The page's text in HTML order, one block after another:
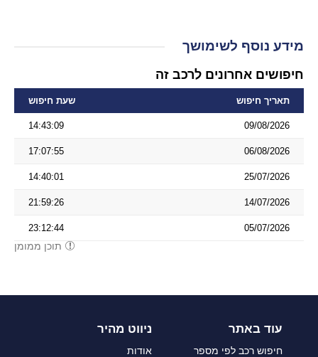
מידע נוסף לשימושך
חיפושים אחרונים לרכב זה
תאריך חיפוש שעת חיפוש
09/08/2026
14:43:09
06/08/2026
17:07:55
25/07/2026
14:40:01
14/07/2026
21:59:26
05/07/2026
23:12:44
תוכן ממומן
עוד באתר
חיפוש רכב לפי מספר
ניווט מהיר
אודות